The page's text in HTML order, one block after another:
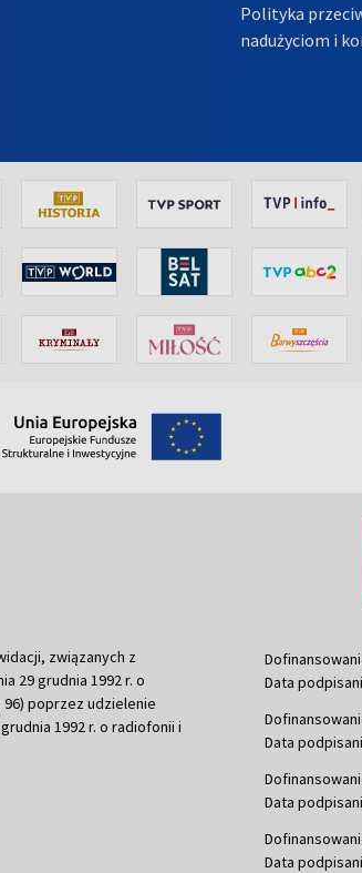
Polityka
nadużyciom i
związanych z
29 grudnia 1992 r. o
96) poprzez udzielenie
1992 r. o radiofonii i
Data
Data
Data
Data